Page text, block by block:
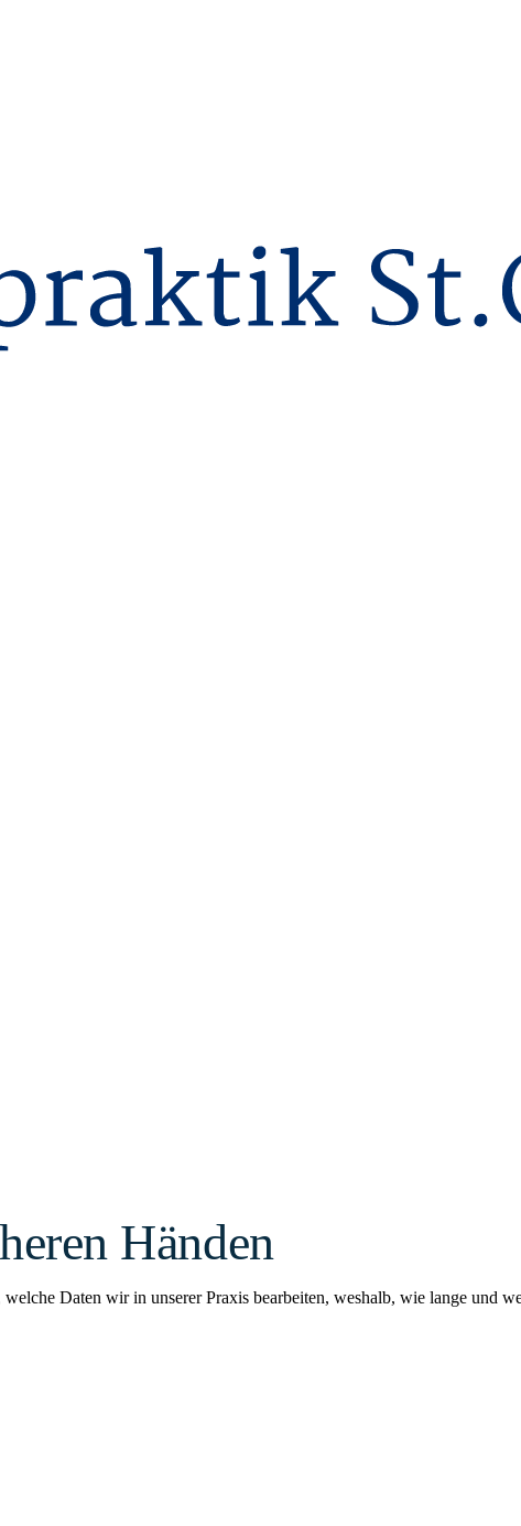
Händen
Daten wir in unserer Praxis bearbeiten, weshalb, wie lange und